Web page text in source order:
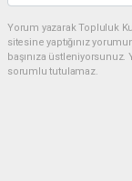
Yorum yazarak Topluluk
sitesine yaptığınız
başınıza
sorumlu tutulamaz.